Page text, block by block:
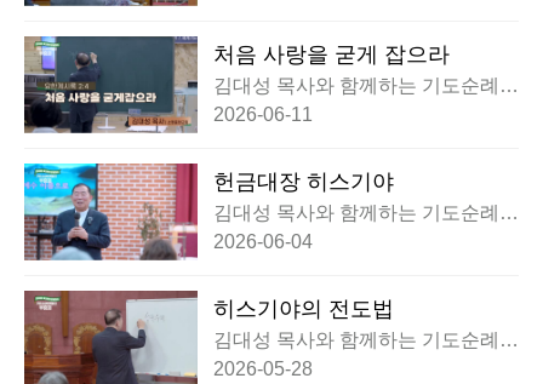
처음 사랑을 굳게 잡으라
김대성 목사와 함께하는 기도순례대
행전 부흥회
2026-06-11
헌금대장 히스기야
김대성 목사와 함께하는 기도순례대
행전 부흥회
2026-06-04
히스기야의 전도법
김대성 목사와 함께하는 기도순례대
행전 부흥회
2026-05-28